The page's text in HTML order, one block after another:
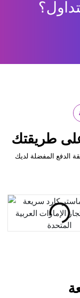
طريقتك
الدفع المفضلة لديك